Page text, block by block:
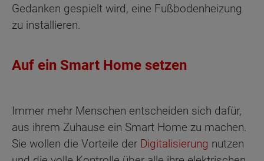
Gedanken gespielt wird, eine Fußbodenheizung
zu installieren.
Auf ein Smart Home setzen
Immer mehr Menschen entscheiden sich dafür,
aus ihrem Zuhause ein Smart Home zu machen.
Sie wollen die Vorteile der Digitalisierung nutzen